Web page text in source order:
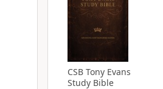
CSB Tony Evans
Study Bible